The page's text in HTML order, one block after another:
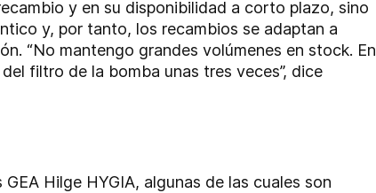
y en su disponibilidad a corto plazo, sino
y, por tanto, los recambios se adaptan a
“No mantengo grandes volúmenes en stock. En
filtro de la bomba unas tres veces”, dice
Hilge HYGIA, algunas de las cuales son